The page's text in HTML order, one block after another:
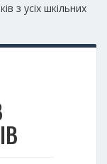
з усіх шкільних